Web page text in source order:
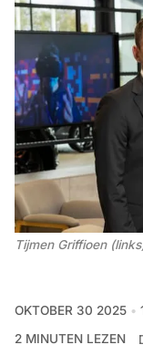
Tijmen Griffioen
OKTOBER 30 2025
2 MINUTEN LEZEN